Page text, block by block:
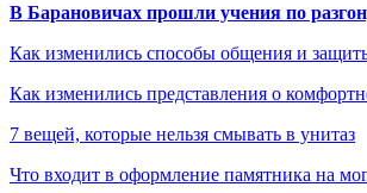
В Барановичах прошли учения по
Как изменились способы общения и
Как изменились представления о
7 вещей, которые нельзя смывать в унитаз
Что входит в оформление памятника на